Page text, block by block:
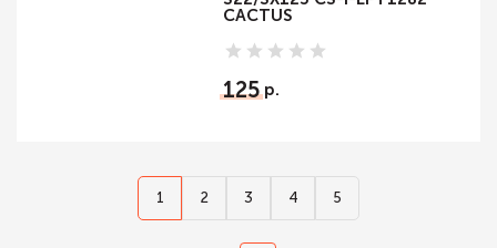
CACTUS
125
1 2 3 4 5